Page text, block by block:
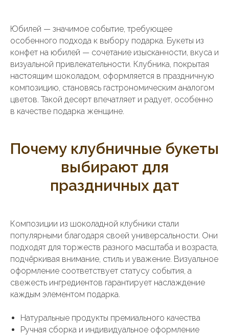
Юбилей — значимое событие, требующее
особенного подхода к выбору подарка. Букеты из
конфет на юбилей — сочетание изысканности, вкуса и
визуальной привлекательности. Клубника, покрытая
настоящим шоколадом, оформляется в праздничную
композицию, становясь гастрономическим аналогом
цветов. Такой десерт впечатляет и радует, особенно
в качестве подарка женщине.
Почему клубничные букеты
выбирают для
праздничных дат
Композиции из шоколадной клубники стали
популярными благодаря своей универсальности. Они
подходят для торжеств разного масштаба и возраста,
подчёркивая внимание, стиль и уважение. Визуальное
оформление соответствует статусу события, а
свежесть ингредиентов гарантирует наслаждение
каждым элементом подарка.
Натуральные продукты премиального качества
Ручная сборка и индивидуальное оформление